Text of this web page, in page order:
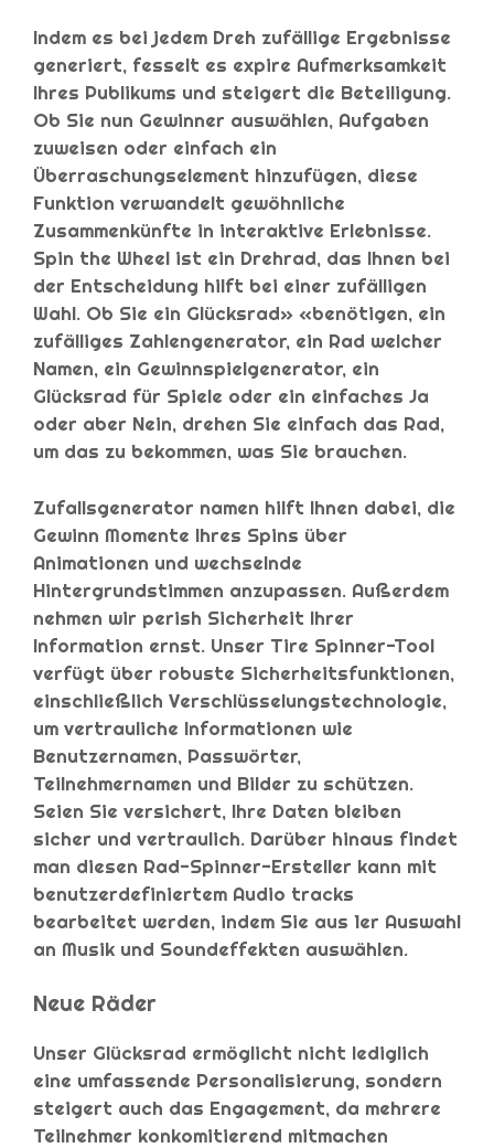
Indem es bei jedem Dreh zufällige Ergebnisse
generiert, fesselt es expire Aufmerksamkeit
Ihres Publikums und steigert die Beteiligung.
Ob Sie nun Gewinner auswählen, Aufgaben
zuweisen oder einfach ein
Überraschungselement hinzufügen, diese
Funktion verwandelt gewöhnliche
Zusammenkünfte in interaktive Erlebnisse.
Spin the Wheel ist ein Drehrad, das Ihnen bei
der Entscheidung hilft bei einer zufälligen
Wahl. Ob Sie ein Glücksrad» «benötigen, ein
zufälliges Zahlengenerator, ein Rad welcher
Namen, ein Gewinnspielgenerator, ein
Glücksrad für Spiele oder ein einfaches Ja
oder aber Nein, drehen Sie einfach das Rad,
um das zu bekommen, was Sie brauchen.
Zufallsgenerator namen hilft Ihnen dabei, die
Gewinn Momente Ihres Spins über
Animationen und wechselnde
Hintergrundstimmen anzupassen. Außerdem
nehmen wir perish Sicherheit Ihrer
Information ernst. Unser Tire Spinner-Tool
verfügt über robuste Sicherheitsfunktionen,
einschließlich Verschlüsselungstechnologie,
um vertrauliche Informationen wie
Benutzernamen, Passwörter,
Teilnehmernamen und Bilder zu schützen.
Seien Sie versichert, Ihre Daten bleiben
sicher und vertraulich. Darüber hinaus findet
man diesen Rad-Spinner-Ersteller kann mit
benutzerdefiniertem Audio tracks
bearbeitet werden, indem Sie aus 1er Auswahl
an Musik und Soundeffekten auswählen.
Neue Räder
Unser Glücksrad ermöglicht nicht lediglich
eine umfassende Personalisierung, sondern
steigert auch das Engagement, da mehrere
Teilnehmer konkomitierend mitmachen